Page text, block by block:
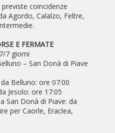
coincidenze
Agordo, Calalzo, Feltre,
E FERMATE
7 giorni
– San Donà di Piave
Belluno: ore 07:00
Jesolo: ore 17:05
San Donà di Piave: da
per Caorle, Eraclea,